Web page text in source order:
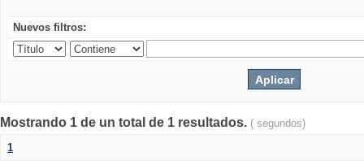
Nuevos filtros:
Mostrando 1 de un total de 1 resultados. ( segundos)
1